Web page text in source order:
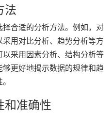
法
合适的分析方法。例如，对
用对比分析、趋势分析等方
采用因素分析、结构分析等
更好地揭示数据的规律和趋
和准确性